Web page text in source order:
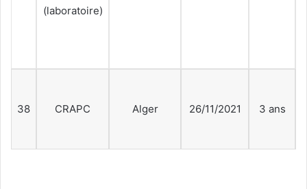
(laboratoire)
38 CRAPC Alger 26/11/2021 3 ans